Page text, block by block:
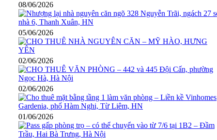
08/06/2026
05/06/2026
02/06/2026
02/06/2026
01/06/2026